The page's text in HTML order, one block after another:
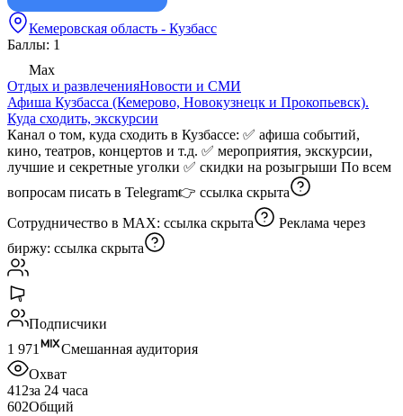
Кемеровская область - Кузбасс
Баллы: 1
Max
Отдых и развлеченияНовости и СМИ
Афиша Кузбасса (Кемерово, Новокузнецк и Прокопьевск).
Куда сходить, экскурсии
Канал о том, куда сходить в Кузбассе: ✅ афиша событий,
кино, театров, концертов и т.д. ✅ мероприятия, экскурсии,
лучшие и секретные уголки ✅ скидки на розыгрыши По всем
вопросам писать в Telegram👉 ссылка скрыта
Сотрудничество в MAX: ссылка скрыта
Реклама через
биржу: ссылка скрыта
Подписчики
1 971
Смешанная аудитория
Охват
412за 24 часа
602Общий